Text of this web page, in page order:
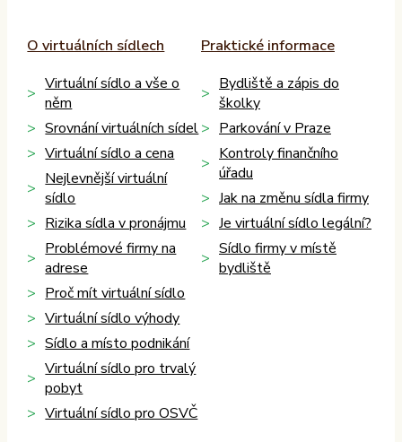
O virtuálních sídlech
Virtuální sídlo a vše o
něm
Srovnání virtuálních sídel
Virtuální sídlo a cena
Nejlevnější virtuální
sídlo
Rizika sídla v pronájmu
Problémové firmy na
adrese
Proč mít virtuální sídlo
Virtuální sídlo výhody
Sídlo a místo podnikání
Virtuální sídlo pro trvalý
pobyt
Virtuální sídlo pro OSVČ
Praktické informace
Bydliště a zápis do
školky
Parkování v Praze
Kontroly finančního
úřadu
Jak na změnu sídla firmy
Je virtuální sídlo legální?
Sídlo firmy v místě
bydliště